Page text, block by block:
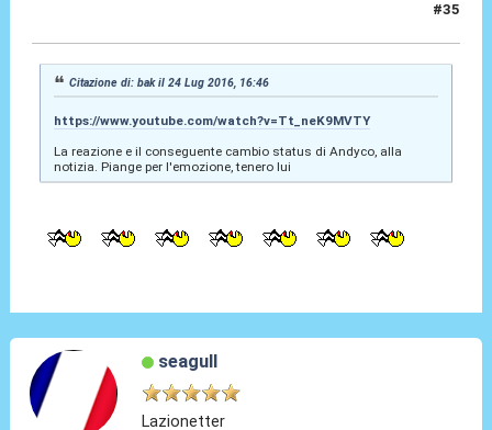
#35
Citazione di: bak il 24 Lug 2016, 16:46
https://www.youtube.com/watch?v=Tt_neK9MVTY
La reazione e il conseguente cambio status di Andyco, alla
notizia. Piange per l'emozione, tenero lui
seagull
Lazionetter